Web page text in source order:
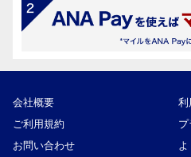
会社概要
利
ご利用規約
お問い合わせ